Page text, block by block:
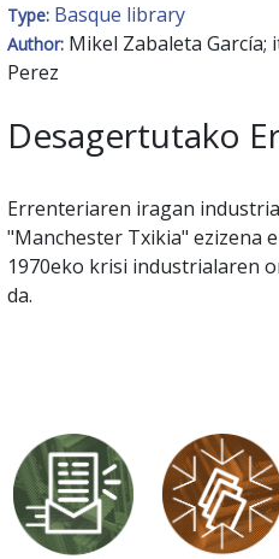
Type: Basque library
Author: Mikel Zabaleta García;
Perez
Desagertutako
Errenteriaren iragan
"Manchester Txikia" ezizena
1970eko krisi industrialaren
da.